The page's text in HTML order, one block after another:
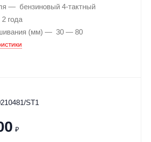
бензиновый 4-тактный
2 года
(мм)
30 — 80
ST1
₽